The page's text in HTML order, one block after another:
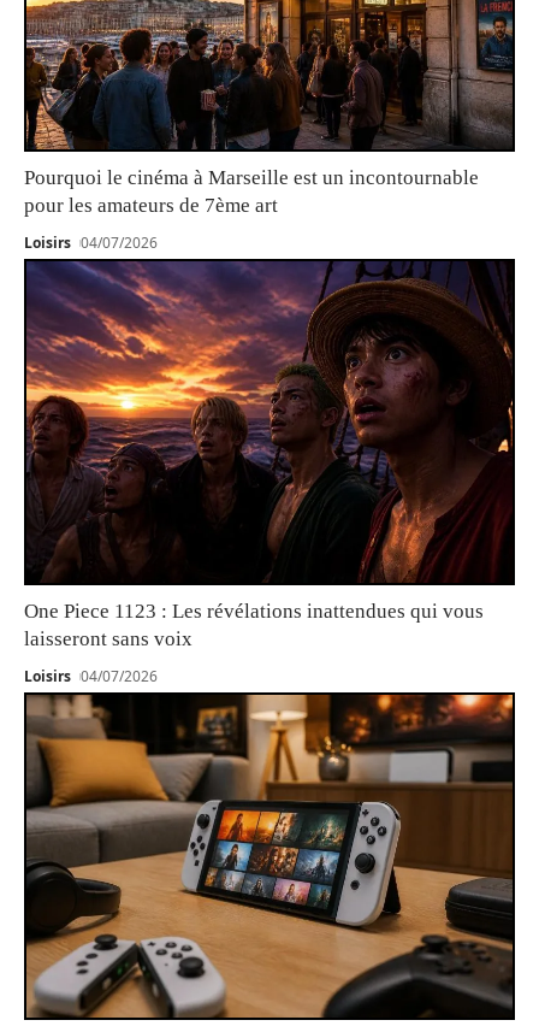
Pourquoi le cinéma à Marseille est un incontournable
pour les amateurs de 7ème art
Loisirs 04/07/2026
One Piece 1123 : Les révélations inattendues qui vous
laisseront sans voix
Loisirs 04/07/2026